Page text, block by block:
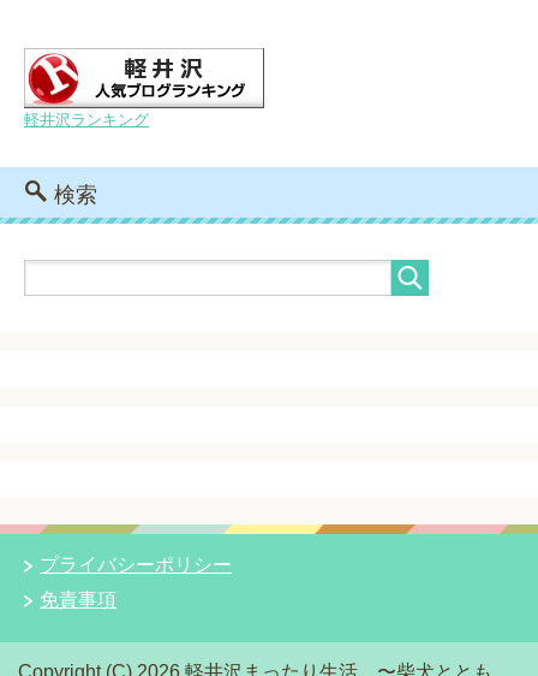
軽井沢ランキング
検索
プライバシーポリシー
免責事項
Copyright (C) 2026 軽井沢まったり生活 〜柴犬ととも